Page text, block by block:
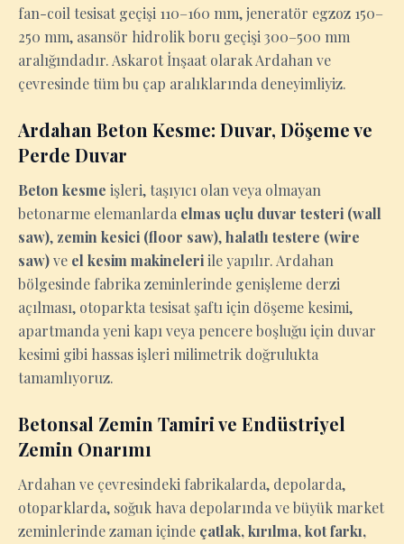
fan-coil tesisat geçişi 110–160 mm, jeneratör egzoz 150–
250 mm, asansör hidrolik boru geçişi 300–500 mm
aralığındadır. Askarot İnşaat olarak Ardahan ve
çevresinde tüm bu çap aralıklarında deneyimliyiz.
Ardahan Beton Kesme: Duvar, Döşeme ve
Perde Duvar
Beton kesme işleri, taşıyıcı olan veya olmayan
betonarme elemanlarda elmas uçlu duvar testeri (wall
saw), zemin kesici (floor saw),halatlı testere (wire
saw)ve el kesim makineleriile yapılır. Ardahan
bölgesinde fabrika zeminlerinde genişleme derzi
açılması, otoparkta tesisat şaftı için döşeme kesimi,
apartmanda yeni kapı veya pencere boşluğu için duvar
kesimi gibi hassas işleri milimetrik doğrulukta
tamamlıyoruz.
Betonsal Zemin Tamiri ve Endüstriyel
Zemin Onarımı
Ardahan ve çevresindeki fabrikalarda, depolarda,
otoparklarda, soğuk hava depolarında ve büyük market
zeminlerinde zaman içinde çatlak, kırılma, kot farkı,